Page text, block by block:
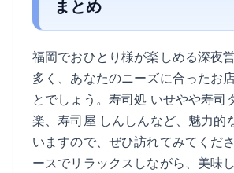
まとめ
福岡でおひとり様が楽しめる深夜
多く、あなたのニーズに合ったお
とでしょう。寿司処 いせやや寿司
楽、寿司屋 しんしんなど、魅力的
いますので、ぜひ訪れてみてくだ
ースでリラックスしながら、美味